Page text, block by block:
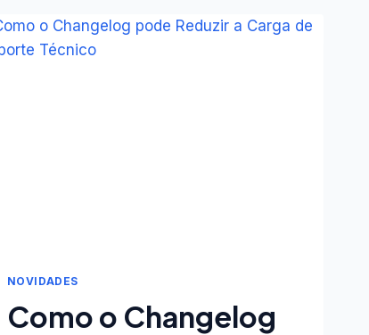
NO
WHATSAPP
NOVIDADES
Como o Changelog